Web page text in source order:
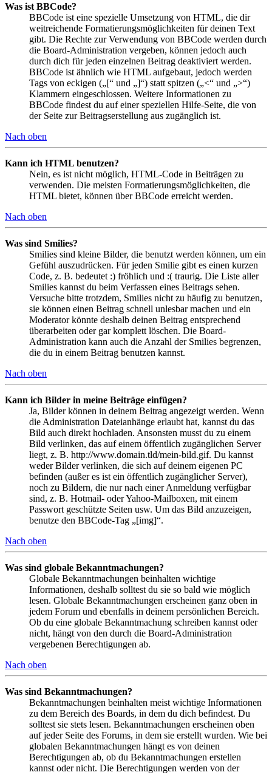
Was ist BBCode?
BBCode ist eine spezielle Umsetzung von HTML, die dir
weitreichende Formatierungsmöglichkeiten für deinen Text
gibt. Die Rechte zur Verwendung von BBCode werden durch
die Board-Administration vergeben, können jedoch auch
durch dich für jeden einzelnen Beitrag deaktiviert werden.
BBCode ist ähnlich wie HTML aufgebaut, jedoch werden
Tags von eckigen („[“ und „]“) statt spitzen („<“ und „>“)
Klammern eingeschlossen. Weitere Informationen zu
BBCode findest du auf einer speziellen Hilfe-Seite, die von
der Seite zur Beitragserstellung aus zugänglich ist.
Nach oben
Kann ich HTML benutzen?
Nein, es ist nicht möglich, HTML-Code in Beiträgen zu
verwenden. Die meisten Formatierungsmöglichkeiten, die
HTML bietet, können über BBCode erreicht werden.
Nach oben
Was sind Smilies?
Smilies sind kleine Bilder, die benutzt werden können, um ein
Gefühl auszudrücken. Für jeden Smilie gibt es einen kurzen
Code, z. B. bedeutet :) fröhlich und :( traurig. Die Liste aller
Smilies kannst du beim Verfassen eines Beitrags sehen.
Versuche bitte trotzdem, Smilies nicht zu häufig zu benutzen,
sie können einen Beitrag schnell unlesbar machen und ein
Moderator könnte deshalb deinen Beitrag entsprechend
überarbeiten oder gar komplett löschen. Die Board-
Administration kann auch die Anzahl der Smilies begrenzen,
die du in einem Beitrag benutzen kannst.
Nach oben
Kann ich Bilder in meine Beiträge einfügen?
Ja, Bilder können in deinem Beitrag angezeigt werden. Wenn
die Administration Dateianhänge erlaubt hat, kannst du das
Bild auch direkt hochladen. Ansonsten musst du zu einem
Bild verlinken, das auf einem öffentlich zugänglichen Server
liegt, z. B. http://www.domain.tld/mein-bild.gif. Du kannst
weder Bilder verlinken, die sich auf deinem eigenen PC
befinden (außer es ist ein öffentlich zugänglicher Server),
noch zu Bildern, die nur nach einer Anmeldung verfügbar
sind, z. B. Hotmail- oder Yahoo-Mailboxen, mit einem
Passwort geschützte Seiten usw. Um das Bild anzuzeigen,
benutze den BBCode-Tag „[img]“.
Nach oben
Was sind globale Bekanntmachungen?
Globale Bekanntmachungen beinhalten wichtige
Informationen, deshalb solltest du sie so bald wie möglich
lesen. Globale Bekanntmachungen erscheinen ganz oben in
jedem Forum und ebenfalls in deinem persönlichen Bereich.
Ob du eine globale Bekanntmachung schreiben kannst oder
nicht, hängt von den durch die Board-Administration
vergebenen Berechtigungen ab.
Nach oben
Was sind Bekanntmachungen?
Bekanntmachungen beinhalten meist wichtige Informationen
zu dem Bereich des Boards, in dem du dich befindest. Du
solltest sie stets lesen. Bekanntmachungen erscheinen oben
auf jeder Seite des Forums, in dem sie erstellt wurden. Wie bei
globalen Bekanntmachungen hängt es von deinen
Berechtigungen ab, ob du Bekanntmachungen erstellen
kannst oder nicht. Die Berechtigungen werden von der